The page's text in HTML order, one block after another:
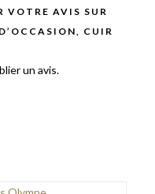
VOTRE AVIS SUR
CUIR
un avis.